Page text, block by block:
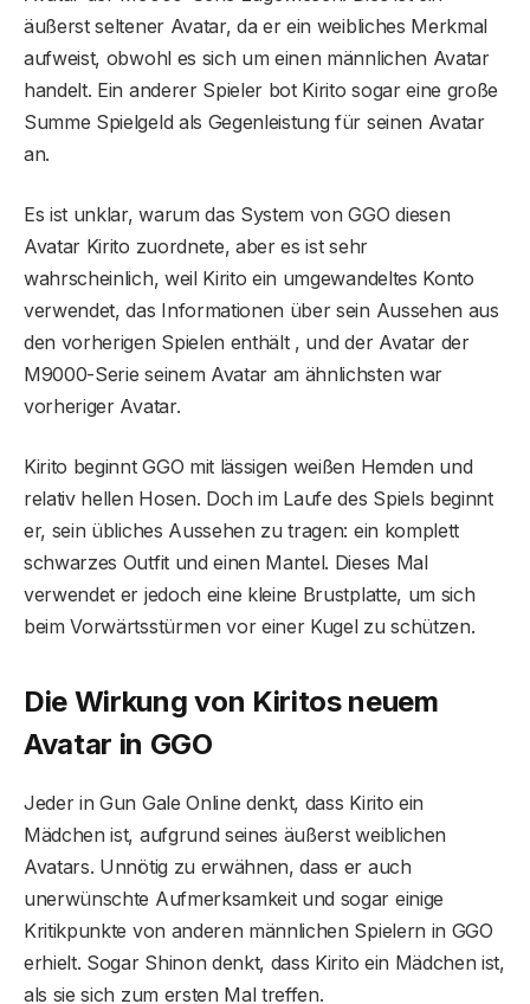
äußerst seltener Avatar, da er ein weibliches Merkmal
aufweist, obwohl es sich um einen männlichen Avatar
handelt. Ein anderer Spieler bot Kirito sogar eine große
Summe Spielgeld als Gegenleistung für seinen Avatar
an.
Es ist unklar, warum das System von GGO diesen
Avatar Kirito zuordnete, aber es ist sehr
wahrscheinlich, weil Kirito ein umgewandeltes Konto
verwendet, das Informationen über sein Aussehen aus
den vorherigen Spielen enthält , und der Avatar der
M9000-Serie seinem Avatar am ähnlichsten war
vorheriger Avatar.
Kirito beginnt GGO mit lässigen weißen Hemden und
relativ hellen Hosen. Doch im Laufe des Spiels beginnt
er, sein übliches Aussehen zu tragen: ein komplett
schwarzes Outfit und einen Mantel. Dieses Mal
verwendet er jedoch eine kleine Brustplatte, um sich
beim Vorwärtsstürmen vor einer Kugel zu schützen.
Die Wirkung von Kiritos neuem
Avatar in GGO
Jeder in Gun Gale Online denkt, dass Kirito ein
Mädchen ist, aufgrund seines äußerst weiblichen
Avatars. Unnötig zu erwähnen, dass er auch
unerwünschte Aufmerksamkeit und sogar einige
Kritikpunkte von anderen männlichen Spielern in GGO
erhielt. Sogar Shinon denkt, dass Kirito ein Mädchen ist,
als sie sich zum ersten Mal treffen.